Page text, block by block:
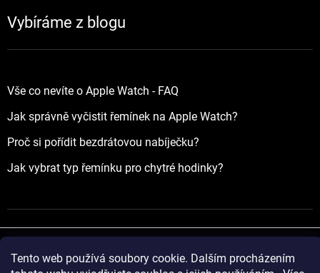
Tento web používá soubory cookie. Dalším procházením
Vybíráme z blogu
Vše co nevíte o Apple Watch - FAQ
Jak správně vyčistit řemínek na Apple Watch?
Proč si pořídit bezdrátovou nabíječku?
Jak vybrat typ řemínku pro chytré hodinky?
Vytvořil Shoptet